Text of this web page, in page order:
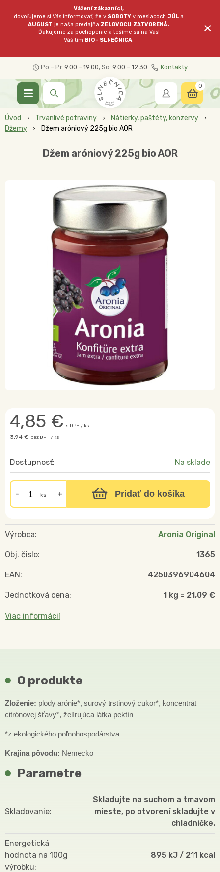
Vážení zákazníci,
dovoľujeme si Vás informovať, že v SOBOTY v mesiacochJÚL a
AUGUST je naša predajňa ZELOVOCU ZATVORENÁ.
Ďakujeme za pochopenie a tešíme sa na Vás!
Váš tím BIO - SLNEČNICA.
×
Po – Pi: 9.00 – 19.00, So: 9.00 – 12.30 Kontakty
0
Úvod Trvanlivé potraviny
Nátierky, paštéty, konzervy
Džemy
Džem aróniový 225g bio AOR
Džem aróniový 225g bio AOR
4,85 € s DPH / ks
3,94 € bez DPH / ks
Dostupnosť: Na sklade
ks Pridať do košíka
Výrobca: Aronia Original
Obj. čislo: 1365
EAN: 4250396904604
Jednotková cena: 1 kg = 21,09 €
Viac informácií
O produkte
Zloženie: plody arónie*, surový trstinový cukor*, koncentrát
citrónovej šťavy*, želírujúca látka pektín
*z ekologického poľnohospodárstva
Krajina pôvodu: Nemecko
Parametre
Skladovanie
Skladujte na suchom a tmavom
mieste, po otvorení skladujte v
chladničke.
Energetická
hodnota na 100g
výrobku
895 kJ / 211 kcal